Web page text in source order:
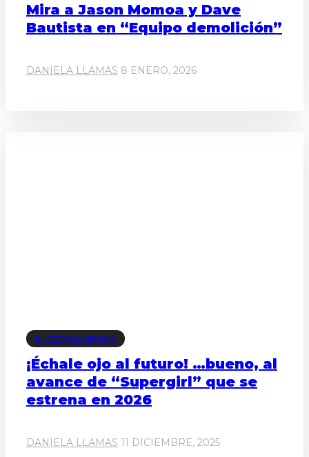
Mira a Jason Momoa y Dave
Bautista en “Equipo demolición”
DANIELA LLAMAS 8 ENERO, 2026
ENTRETENIMIENTO
¡Échale ojo al futuro! …bueno, al
avance de “Supergirl” que se
estrena en 2026
DANIELA LLAMAS 11 DICIEMBRE, 2025